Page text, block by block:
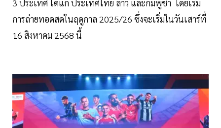
3 ประเทศ ได้แก่ ประเทศไทย ลาว และกัมพูชา โดยเริ่ม
การถ่ายทอดสดในฤดูกาล 2025/26 ซึ่งจะเริ่มในวันเสาร์ที่
16 สิงหาคม 2568 นี้